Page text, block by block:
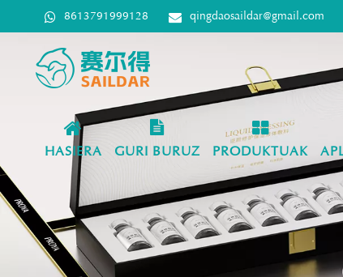
8613791999128 qingdaosaildar@gmail.com
HASIERA GURI BURUZ PRODUKTUAK